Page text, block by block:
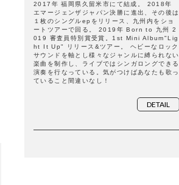
2017年 福岡県久留米市にて結成。 2018年
エマージェンザジャパン決勝に進出、その後は
１枚のシングルepをリリース、九州内をショ
ートツアーで回る。 2019年 Born to 九州 2
019 審査員特別賞受賞。1st Mini Album"Lig
ht It Up" リリース&ツアー。 ヘビーなロック
サウンドを軸とし様々なジャンルに縛られない
楽曲を制作し、ライブではシンガロングできる
演奏を行なっている。気がつけばあなたも歌っ
ていること間違いなし！
DETAIL